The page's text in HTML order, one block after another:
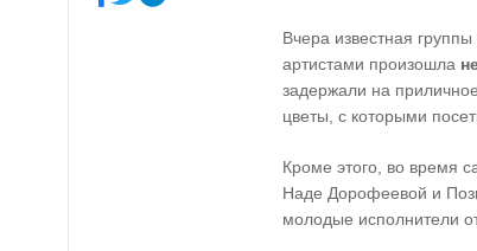
Вчера известная группы
артистами произошла
задержали на
цветы, с которыми
Кроме этого, во время
Наде Дорофеевой и
молодые исполнители